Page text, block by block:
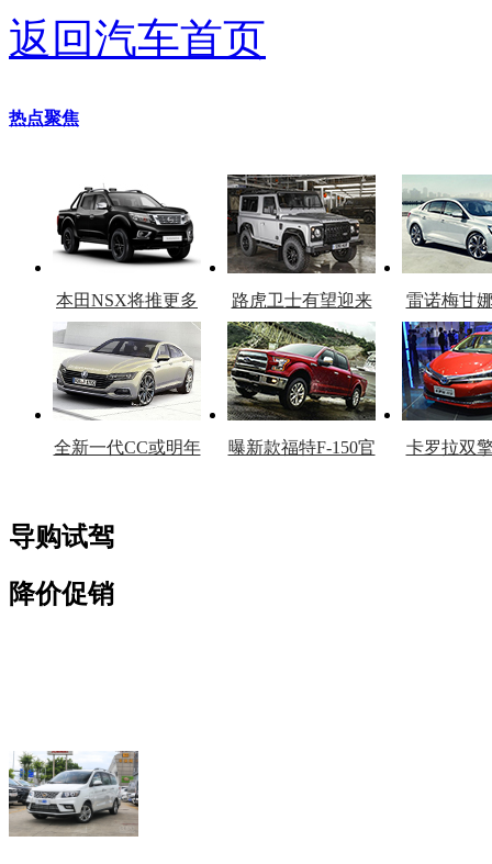
返回汽车首页
热点聚焦
本田NSX将推更多
车型
路虎卫士有望迎来
复产
雷诺梅甘
官
全新一代CC或明年
曝新款福特F-150官
卡罗拉双
看赛车宝贝争奇斗
导购试驾
降价促销